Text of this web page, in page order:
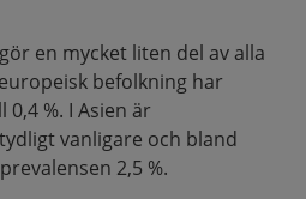
en mycket liten del av alla
befolkning har
%. I Asien är
vanligare och bland
2,5 %.